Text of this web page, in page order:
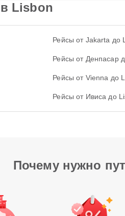
Lisbon
Рейсы от Jakarta до
Рейсы от Денпасар
Рейсы от Vienna до
Рейсы от Ивиса до
Почему нужно